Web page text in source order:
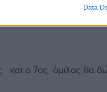
Data
Αγώνας
ο 7ος όμιλος θα